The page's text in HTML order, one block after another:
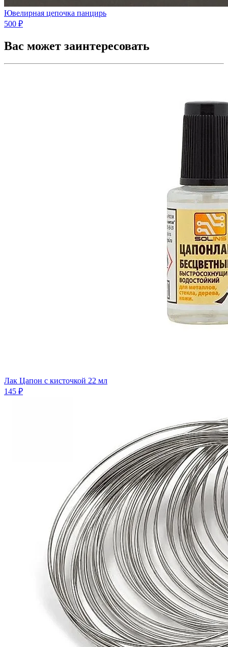
Ювелирная цепочка панцирь
500 ₽
Вас может заинтересовать
Лак Цапон с кисточкой 22 мл
145 ₽